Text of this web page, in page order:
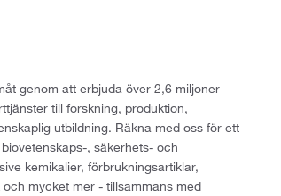
genom att erbjuda över 2,6 miljoner
till forskning, produktion,
utbildning. Räkna med oss för ett
, säkerhets- och
kemikalier, förbrukningsartiklar,
mycket mer - tillsammans med